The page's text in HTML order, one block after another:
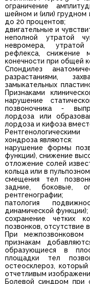
ограничение
шейном и (или) грудном
до 20 процентов;
двигательные и
неполной утратой
невромера,
рефлекса, снижение
конечности при общей
Спондилез
разрастаниями,
замыкательных
Признаками
нарушение
позвоночника -
лордоза или
лордоза и кифоза
хондроза являются:
нарушение формы
функции), снижение
отложение солей
кольца или в
смещения тел
задние, боковые,
рентгенографии;
патология
динамической функции);
сохранение четких
позвонков, отсутствие
При межпозвонковом
признакам
образующиеся в
площадки тел
остеосклероз,
отчетливым
Болевой синдром при